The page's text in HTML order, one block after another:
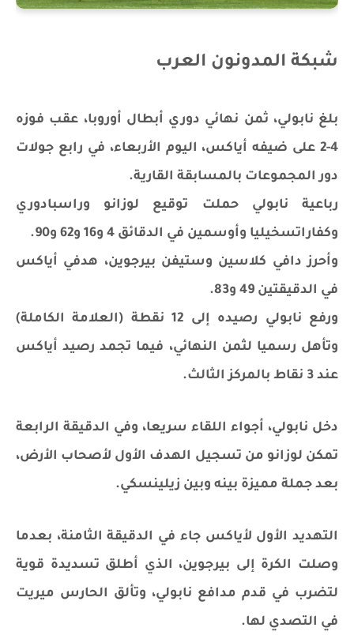
شبكة المدونون العرب
بلغ نابولي، ثمن نهائي دوري أبطال أوروبا، عقب فوزه
4-2 على ضيفه أياكس، اليوم الأربعاء، في رابع جولات
دور المجموعات بالمسابقة القارية.
رباعية نابولي حملت توقيع لوزانو وراسبادوري
وكفاراتسخيليا وأوسمين في الدقائق 4 و16 و62 و90.
وأحرز دافي كلاسين وستيفن بيرجوين، هدفي أياكس
في الدقيقتين 49 و83.
ورفع نابولي رصيده إلى 12 نقطة (العلامة الكاملة)
وتأهل رسميا لثمن النهائي، فيما تجمد رصيد أياكس
عند 3 نقاط بالمركز الثالث.
دخل نابولي، أجواء اللقاء سريعا، وفي الدقيقة الرابعة
تمكن لوزانو من تسجيل الهدف الأول لأصحاب الأرض،
بعد جملة مميزة بينه وبين زيلينسكي.
التهديد الأول لأياكس جاء في الدقيقة الثامنة، بعدما
وصلت الكرة إلى بيرجوين، الذي أطلق تسديدة قوية
لتضرب في قدم مدافع نابولي، وتألق الحارس ميريت
في التصدي لها.